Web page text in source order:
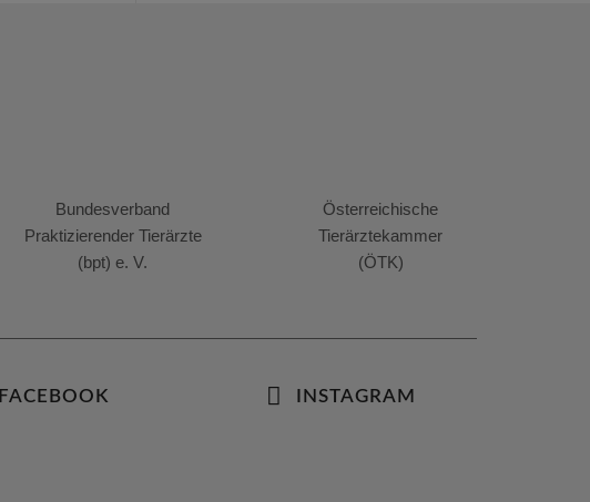
Bundesverband
Praktizierender Tierärzte
(bpt) e. V.
Österreichische
Tierärztekammer
(ÖTK)
FACEBOOK INSTAGRAM